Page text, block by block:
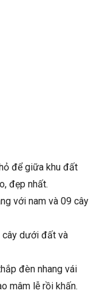
để giữa khu đất
đẹp nhất.
với nam và 09 cây
cây dưới đất và
đèn nhang vái
mâm lễ rồi khấn.